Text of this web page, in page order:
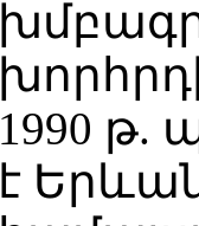
1990
է